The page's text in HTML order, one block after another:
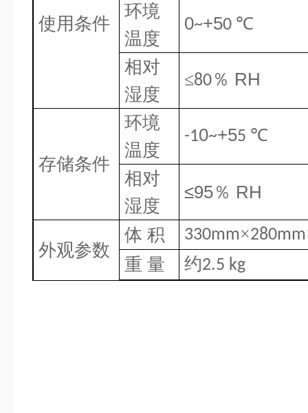
使用条件
环境
温度
0~+50 ℃
相对
湿度
≤80％ RH
存储条件
环境
温度
-10~+55 ℃
相对
湿度
≤95％ RH
外观参数
体 积 330mm×280mm
重 量 约2.5 kg